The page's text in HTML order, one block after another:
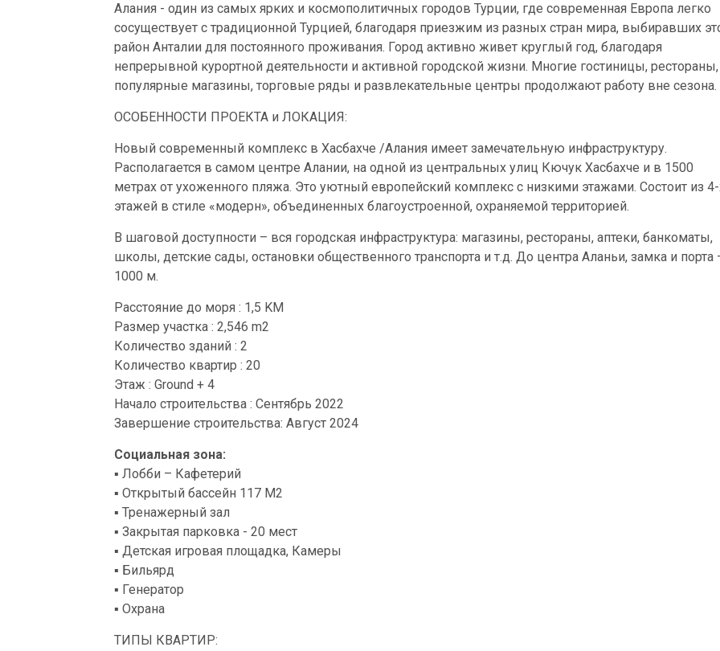
Алания - один из самых ярких и космополитичных городов Турции, где современная Европа легко
сосуществует с традиционной Турцией, благодаря приезжим из разных стран мира, выбиравших
район Анталии для постоянного проживания. Город активно живет круглый год, благодаря
непрерывной курортной деятельности и активной городской жизни. Многие гостиницы, рестораны,
популярные магазины, торговые ряды и развлекательные центры продолжают работу вне сезона.
ОСОБЕННОСТИ ПРОЕКТА и ЛОКАЦИЯ:
Новый современный комплекс в Хасбахче /Алания имеет замечательную инфраструктуру.
Располагается в самом центре Алании, на одной из центральных улиц Кючук Хасбахче и в 1500
метрах от ухоженного пляжа. Это уютный европейский комплекс с низкими этажами. Состоит из
этажей в стиле «модерн», объединенных благоустроенной, охраняемой территорией.
В шаговой доступности – вся городская инфраструктура: магазины, рестораны, аптеки, банкоматы,
школы, детские сады, остановки общественного транспорта и т.д. До центра Аланьи, замка и порта
1000 м.
Расстояние до моря : 1,5 KM
Размер участка : 2,546 m2
Количество зданий : 2
Количество квартир : 20
Этаж : Ground + 4
Начало строительства : Сентябрь 2022
Завершение строительства: Август 2024
Социальная зона:
▪ Лобби – Кафетерий
▪ Открытый бассейн 117 M2
▪ Тренажерный зал
▪ Закрытая парковка - 20 мест
▪ Детская игровая площадка, Камеры
▪ Бильярд
▪ Генератор
▪ Охрана
ТИПЫ КВАРТИР: